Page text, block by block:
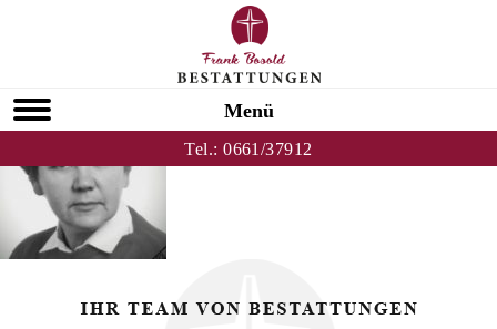
Menü
Tel.:0661/37912
HOMEPAGE